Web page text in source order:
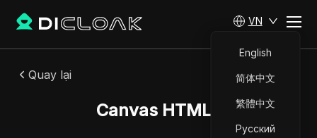
VN
English
简体中文
繁體中文
Русский
Quay lại
Canvas HTML5